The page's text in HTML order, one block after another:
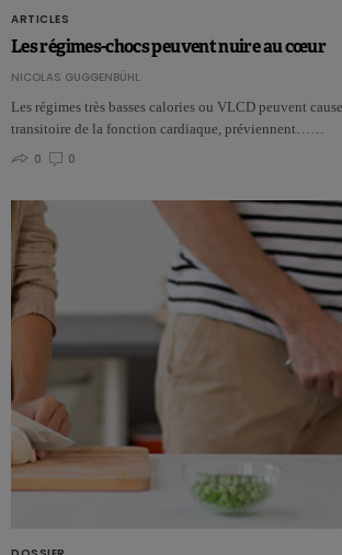
ARTICLES
Les régimes-chocs peuvent nuire au cœur
NICOLAS GUGGENBÜHL
Les régimes très basses calories ou VLCD peuvent
transitoire de la fonction cardiaque, préviennent……
0
0